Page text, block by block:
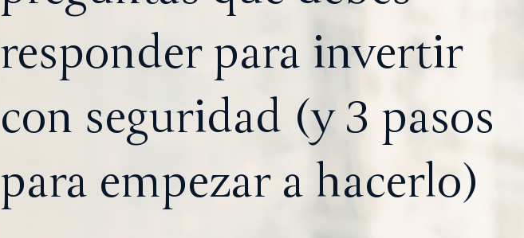
responder para invertir
con seguridad (y 3 pasos
para empezar a hacerlo)